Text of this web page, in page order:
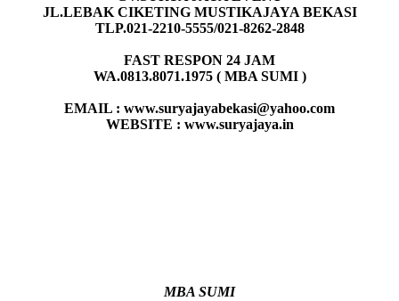
JL.LEBAK CIKETING MUSTIKAJAYA BEKASI
TLP.021-2210-5555/021-8262-2848
FAST RESPON 24 JAM
WA.0813.8071.1975 ( MBA SUMI )
EMAIL : www.suryajayabekasi@yahoo.com
WEBSITE : www.suryajaya.in
MBA SUMI